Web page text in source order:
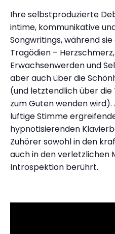
Ihre selbstproduzierte
intime, kommunikative
Songwritings, während
Tragödien –
Erwachsenwerden und
aber auch über die
(und letztendlich über die
zum Guten wenden
luftige Stimme
hypnotisierenden
Zuhörer sowohl in den
auch in den verletzlichen
Introspektion berührt.